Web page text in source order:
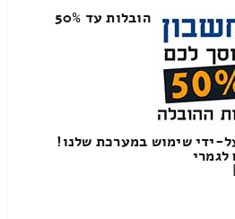
הובלות עד 50%
ידי שימוש במערכת שלנו!
לגמרי